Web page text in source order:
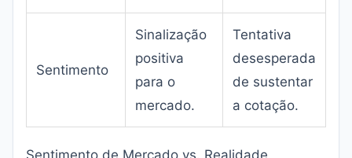
Sentimento
Sinalização
positiva
para o
mercado.
Tentativa
desesperada
de sustentar
a cotação.
Sentimento de Mercado vs. Realidade